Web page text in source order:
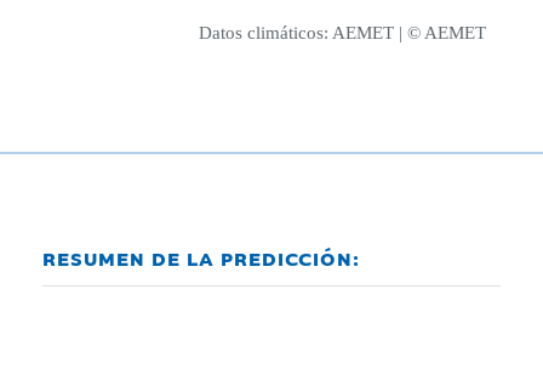
Datos climáticos: AEMET | © AEMET
RESUMEN DE LA PREDICCIÓN: